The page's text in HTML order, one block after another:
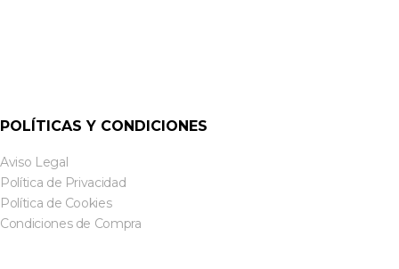
POLÍTICAS Y CONDICIONES
Aviso Legal
Política de Privacidad
Política de Cookies
Condiciones de Compra